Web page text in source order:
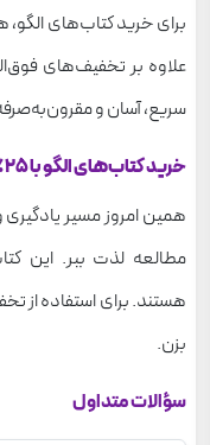
برای خرید کتاب‌های الگو،
علاوه بر تخفیف‌های
سریع، آسان و
خرید کتاب‌های الگو با 25٪ تخفیف ویژه
همین امروز مسیر
مطالعه لذت ببر. این
بزن.
سؤالات متداول